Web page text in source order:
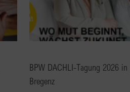
BPW DACHLI-Tagung 2026 in
Bregenz